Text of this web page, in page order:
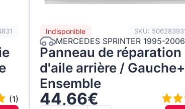
(1)
Indisponible SKU:
MERCEDES SPRINTER 1995-2006
Panneau de réparation
d'aile arrière /
Ensemble
44,66€